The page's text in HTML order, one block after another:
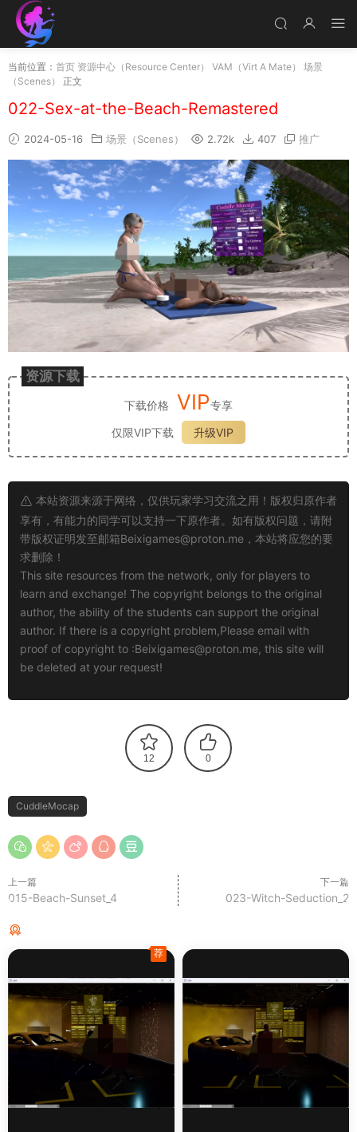
当前位置： 首页 资源中心（Resource Center） VAM（Virt A Mate）
场景
（Scenes）
正文
022-Sex-at-the-Beach-Remastered
2024-05-16 场景（Scenes） 2.72k 407 推广
资源下载
下载价格 VIP专享
仅限VIP下载
升级VIP
本站资源来源于网络，仅供玩家学习交流之用！版权归原作者
享有，有能力的同学可以支持一下原作者。如有版权问题，请附
带版权证明发至邮箱Beixigames@proton.me ，本站将应您的要
求删除！
This site resources from the network, only for players to
learn and exchange! The copyright belongs to the original
author, the ability of the students can support the original
author. If there is a copyright problem,Please email with
proof of copyright to :Beixigames@proton.me, this site will
be deleted at your request!
12 0
CuddleMocap
上一篇
015-Beach-Sunset_4
下一篇
023-Witch-Seduction_2
荐